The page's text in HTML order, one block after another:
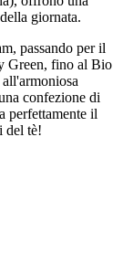
giornata.
passando per il
Green, fino al Bio
confezione di
perfettamente il
del tè!